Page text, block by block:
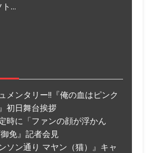
...
メンタリー!!『俺の血はピンク
初日舞台挨拶
時に「ファンの顔が浮かん
免』記者会見
ソン通り マヤン（猫）』キャ